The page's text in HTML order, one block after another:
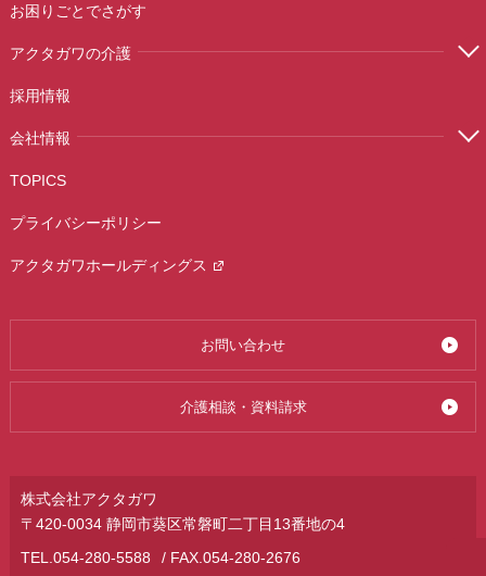
お困りごとでさがす
アクタガワの介護
採用情報
会社情報
お問い合わせ
TOPICS
介護相談・資料請求
プライバシーポリシー
アクタガワホールディングス
株式会社アクタガワ
〒420-0034 静岡市葵区常磐町二丁目13番地の4
TEL. 054-280-5588 / FAX.054-280-2676